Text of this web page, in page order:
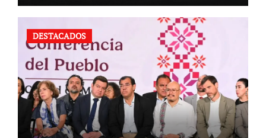
Ayotzinapa
DESTACADOS